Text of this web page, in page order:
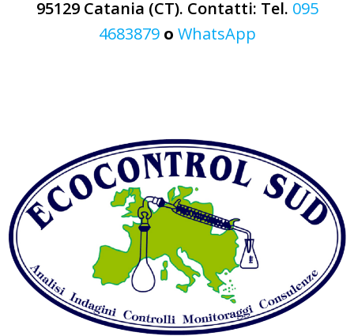
95129 Catania (CT). Contatti: Tel. 095
4683879 o WhatsApp